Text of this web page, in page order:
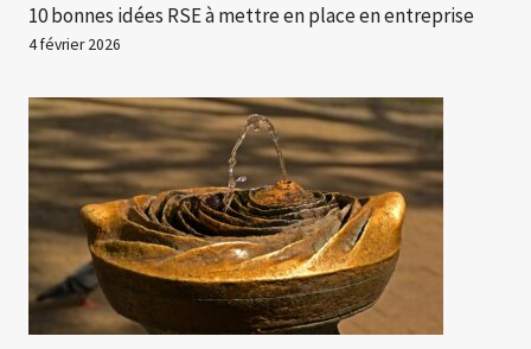
10 bonnes idées RSE à mettre en place en entreprise
4 février 2026